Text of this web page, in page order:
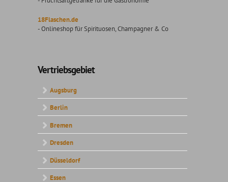
18Flaschen.de
- Onlineshop für Spirituosen, Champagner & Co
Vertriebsgebiet
Augsburg
Berlin
Bremen
Dresden
Düsseldorf
Essen